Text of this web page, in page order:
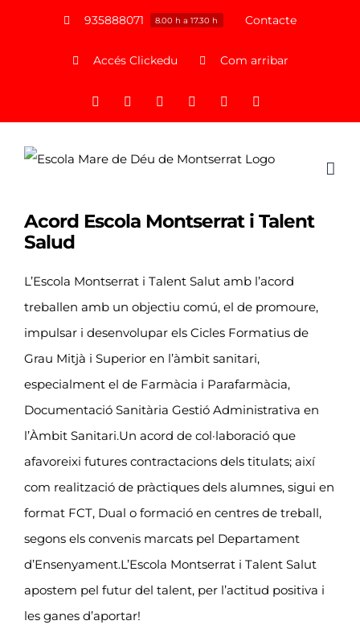
935888071 8.00 h a 17.30 h Contacte
Accés Clickedu Com arribar
Facebook InstagramYouTubeLinkedIn
Acord Escola Montserrat i Talent
Salud
L’Escola Montserrat i Talent Salut amb l’acord
treballen amb un objectiu comú, el de promoure,
impulsar i desenvolupar els Cicles Formatius de
Grau Mitjà i Superior en l’àmbit sanitari,
especialment el de Farmàcia i Parafarmàcia,
Documentació Sanitària Gestió Administrativa en
l’Àmbit Sanitari.Un acord de col·laboració que
afavoreixi futures contractacions dels titulats; així
com realització de pràctiques dels alumnes, sigui en
format FCT, Dual o formació en centres de treball,
segons els convenis marcats pel Departament
d’Ensenyament.L’Escola Montserrat i Talent Salut
apostem pel futur del talent, per l’actitud positiva i
les ganes d’aportar!